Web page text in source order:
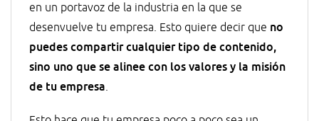
en un portavoz de la industria en la que se
desenvuelve tu empresa. Esto quiere decir que no
puedes compartir cualquier tipo de contenido,
sino uno que se alinee con los valores y la misión
de tu empresa.